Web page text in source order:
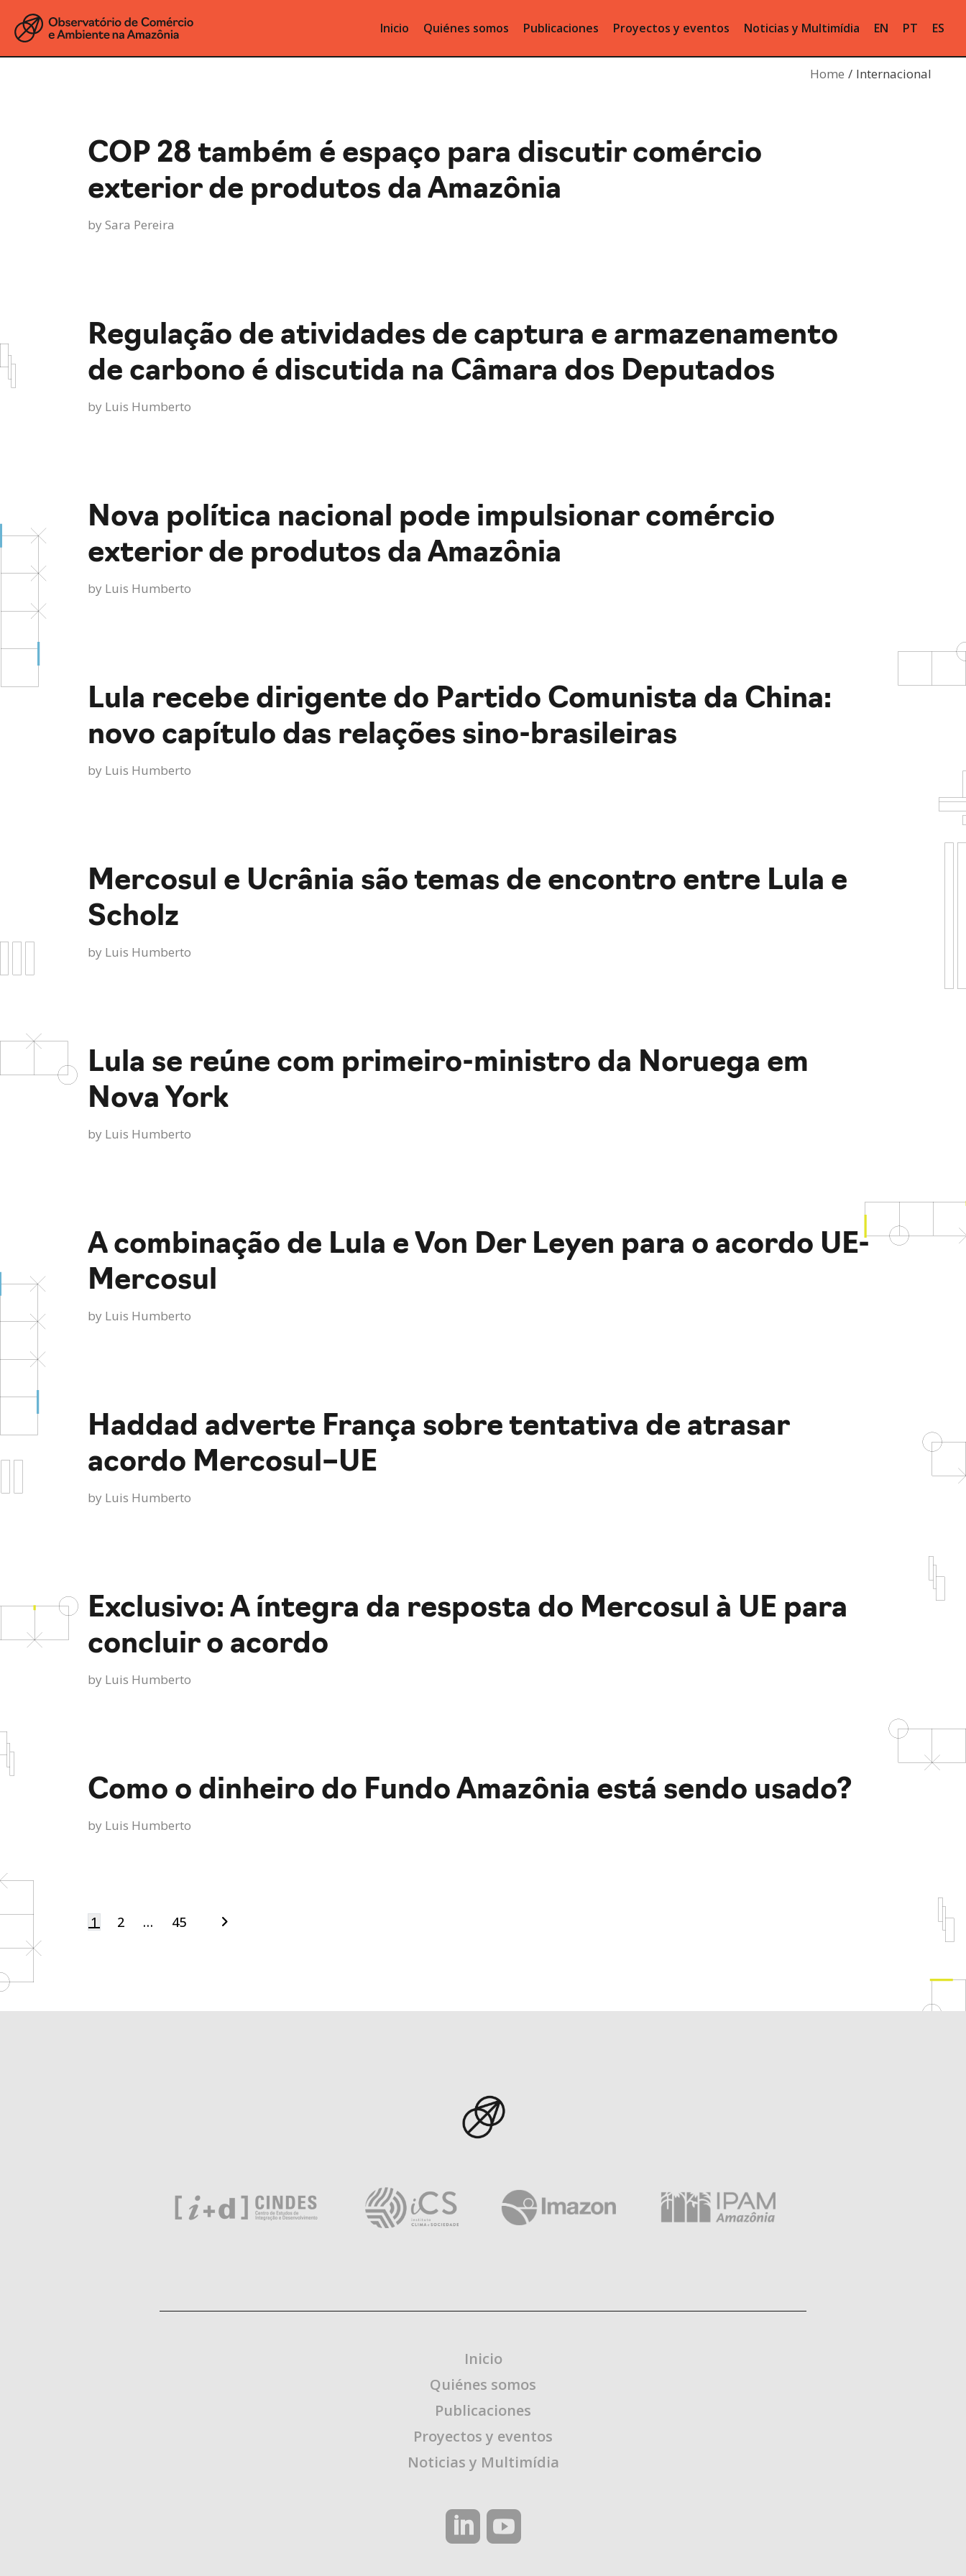
Inicio Quiénes somos Publicaciones Proyectos y eventos Noticias y Multimídia EN PT ES
Home Internacional
COP 28 também é espaço para discutir comércio
exterior de produtos da Amazônia
by Sara Pereira
Regulação de atividades de captura e armazenamento
de carbono é discutida na Câmara dos Deputados
by Luis Humberto
Nova política nacional pode impulsionar comércio
exterior de produtos da Amazônia
by Luis Humberto
Lula recebe dirigente do Partido Comunista da China:
novo capítulo das relações sino-brasileiras
by Luis Humberto
Mercosul e Ucrânia são temas de encontro entre Lula e
Scholz
by Luis Humberto
Lula se reúne com primeiro-ministro da Noruega em
Nova York
by Luis Humberto
A combinação de Lula e Von Der Leyen para o acordo UE-
Mercosul
by Luis Humberto
Haddad adverte França sobre tentativa de atrasar
acordo Mercosul–UE
by Luis Humberto
Exclusivo: A íntegra da resposta do Mercosul à UE para
concluir o acordo
by Luis Humberto
Como o dinheiro do Fundo Amazônia está sendo usado?
by Luis Humberto
1 2 … 45
Inicio
Quiénes somos
Publicaciones
Proyectos y eventos
Noticias y Multimídia